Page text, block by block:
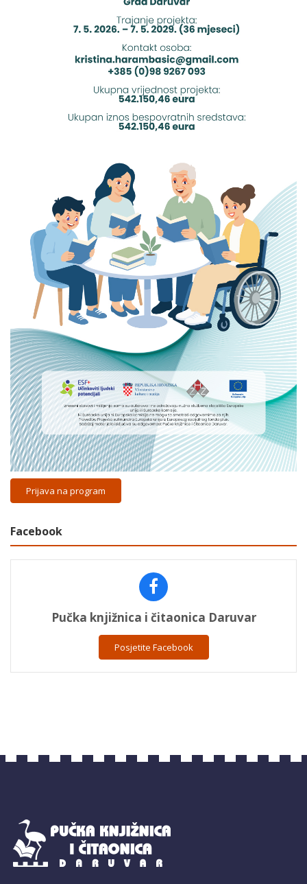
Prijava na program
Facebook
Pučka knjižnica i čitaonica Daruvar
Posjetite Facebook